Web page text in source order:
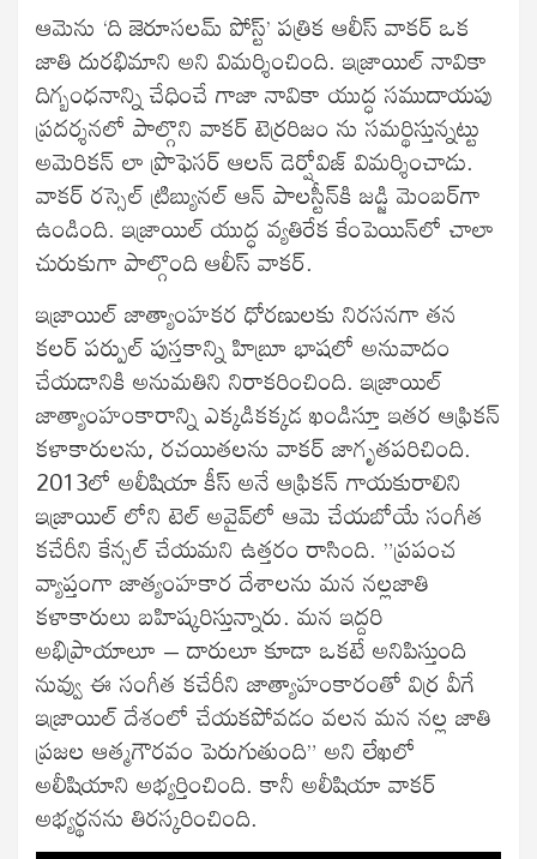
ఆమెను ‘ది జెరూసలమ్‌ పోస్ట్‌’ పత్రిక ఆలీస్‌ వాకర్‌ ఒక
జాతి దురభిమాని అని విమర్శించింది. ఇజ్రాయిల్‌ నావికా
దిగ్బంధనాన్ని చేధించే గాజా నావికా యుద్ధ సముదాయపు
ప్రదర్శనలో పాల్గొని వాకర్‌ టెర్రరిజం ను సమర్థిస్తున్నట్టు
అమెరికన్‌ లా ప్రొఫెసర్‌ ఆలన్‌ డెర్షోవిజ్‌ విమర్శించాడు.
వాకర్‌ రస్సెల్‌ ట్రిబ్యునల్‌ ఆన్‌ పాలస్టీన్‌కి జడ్జి మెంబర్‌గా
ఉండింది. ఇజ్రాయిల్‌ యుద్ధ వ్యతిరేక కేంపెయిన్‌లో చాలా
చురుకుగా పాల్గొంది ఆలీస్‌ వాకర్‌.
ఇజ్రాయిల్‌ జాత్యాంహకర ధోరణులకు నిరసనగా తన
కలర్‌ పర్పుల్‌ పుస్తకాన్ని హిబ్రూ భాషలో అనువాదం
చేయడానికి అనుమతిని నిరాకరించింది. ఇజ్రాయిల్‌
జాత్యాంహంకారాన్ని ఎక్కడికక్కడ ఖండిస్తూ ఇతర ఆఫ్రికన్‌
కళాకారులను, రచయితలను వాకర్‌ జాగృతపరిచింది.
2013లో అలీషియా కీస్‌ అనే ఆఫ్రికన్‌ గాయకురాలిని
ఇజ్రాయిల్‌ లోని టెల్‌ అవైవ్‌లో ఆమె చేయబోయే సంగీత
కచేరీని కేన్సల్‌ చేయమని ఉత్తరం రాసింది. ”ప్రపంచ
వ్యాప్తంగా జాత్యంహకార దేశాలను మన నల్లజాతి
కళాకారులు బహిష్కరిస్తున్నారు. మన ఇద్దరి
అభిప్రాయాలూ – దారులూ కూడా ఒకటే అనిపిస్తుంది
నువ్వు ఈ సంగీత కచేరీని జాత్యాహంకారంతో విర్ర వీగే
ఇజ్రాయిల్‌ దేశంలో చేయకపోవడం వలన మన నల్ల జాతి
ప్రజల ఆత్మగౌరవం పెరుగుతుంది” అని లేఖలో
అలీషియాని అభ్యర్తించింది. కానీ అలీషియా వాకర్‌
అభ్యర్థనను తిరస్కరించింది.